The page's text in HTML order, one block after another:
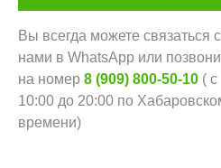
Вы всегда можете связаться с
нами в WhatsApp или
на номер 8 (909) 800-50-10 ( с
10:00 до 20:00 по
времени)
КОНТАКТЫ
КАТАЛОГ
БРЕНДЫ
ДОСТАВКА
ГЛАВНАЯ